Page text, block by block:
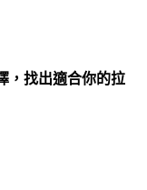
，找出適合你的拉